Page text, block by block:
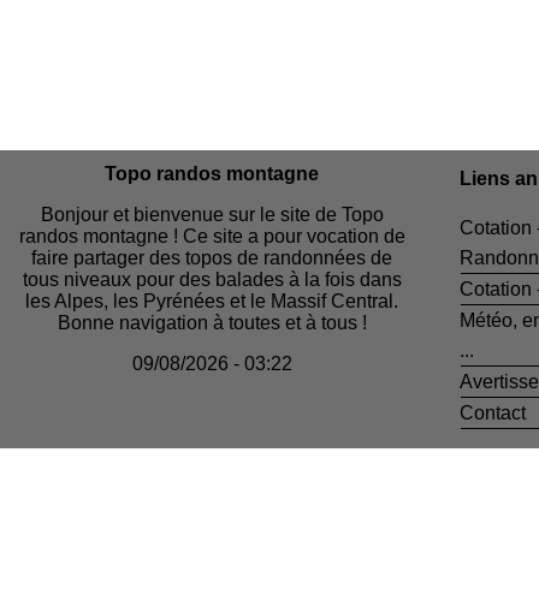
Topo randos montagne
Bonjour et bienvenue sur le site de Topo
randos montagne ! Ce site a pour vocation de
faire partager des topos de randonnées de
tous niveaux pour des balades à la fois dans
les Alpes, les Pyrénées et le Massif Central.
Bonne navigation à toutes et à tous !
09/08/2026 - 03:22
Liens
Cotation
Cotation
Météo,
...
Contact